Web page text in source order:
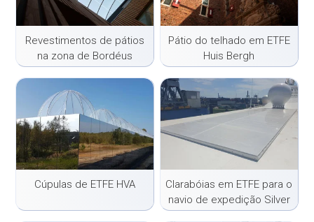
Revestimentos de pátios
na zona de Bordéus
Pátio do telhado em ETFE
Huis Bergh
Cúpulas de ETFE HVA
Clarabóias em ETFE para o
navio de expedição Silver
Origin